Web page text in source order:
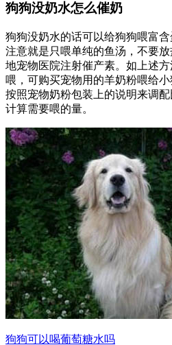
狗狗没奶水怎么催奶
狗狗没奶水的话可以给狗狗喂富含
注意就是只喂单纯的鱼汤，不要
地宠物医院注射催产素。如上述
喂，可购买宠物用的羊奶粉喂给
按照宠物奶粉包装上的说明来调
计算需要喂的量。
狗狗可以喝葡萄糖水吗